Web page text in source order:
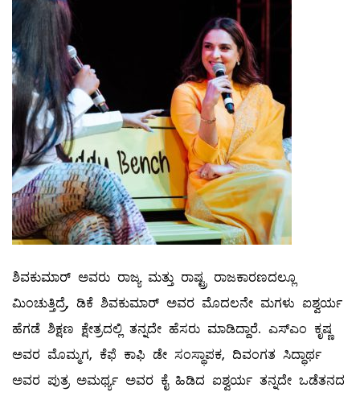
ಶಿವಕುಮಾರ್‌ ಅವರು ರಾಜ್ಯ ಮತ್ತು ರಾಷ್ಟ್ರ ರಾಜಕಾರಣದಲ್ಲೂ
ಮಿಂಚುತ್ತಿದ್ರೆ, ಡಿಕೆ ಶಿವಕುಮಾರ್ ಅವರ ಮೊದಲನೇ ಮಗಳು ಐಶ್ವರ್ಯ
ಹೆಗಡೆ ಶಿಕ್ಷಣ ಕ್ಷೇತ್ರದಲ್ಲಿ ತನ್ನದೇ ಹೆಸರು ಮಾಡಿದ್ದಾರೆ. ಎಸ್ಎಂ ಕೃಷ್ಣ
ಅವರ ಮೊಮ್ಮಗ, ಕೆಫೆ ಕಾಫಿ ಡೇ ಸಂಸ್ಥಾಪಕ, ದಿವಂಗತ ಸಿದ್ಧಾರ್ಥ
ಅವರ ಪುತ್ರ ಅಮರ್ಥ್ಯ ಅವರ ಕೈ ಹಿಡಿದ ಐಶ್ವರ್ಯ ತನ್ನದೇ ಒಡೆತನದ